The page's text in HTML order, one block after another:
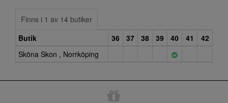
Finns i 1 av 14 butiker
Butik
36 37 38 39 40 41
42
Sköna Skon , Norrköping